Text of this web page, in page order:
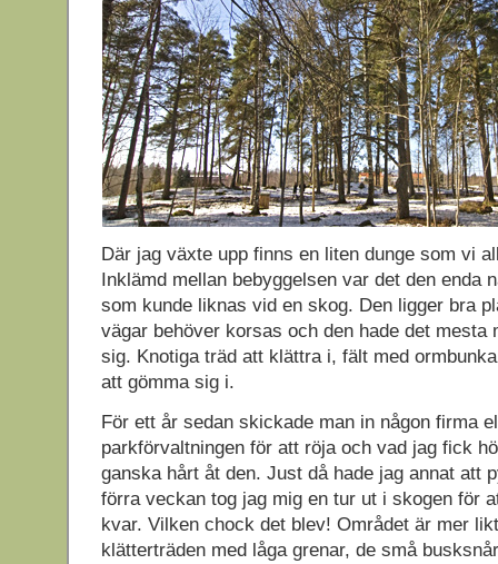
Där jag växte upp finns en liten dunge som vi
Inklämd mellan bebyggelsen var det den enda
som kunde liknas vid en skog. Den ligger bra
vägar behöver korsas och den hade det mesta
sig. Knotiga träd att klättra i, fält med
att gömma sig i.
För ett år sedan skickade man in någon firma
parkförvaltningen för att röja och vad jag fick
ganska hårt åt den. Just då hade jag annat att
förra veckan tog jag mig en tur ut i skogen för
kvar. Vilken chock det blev! Området är mer
klätterträden med låga grenar, de små